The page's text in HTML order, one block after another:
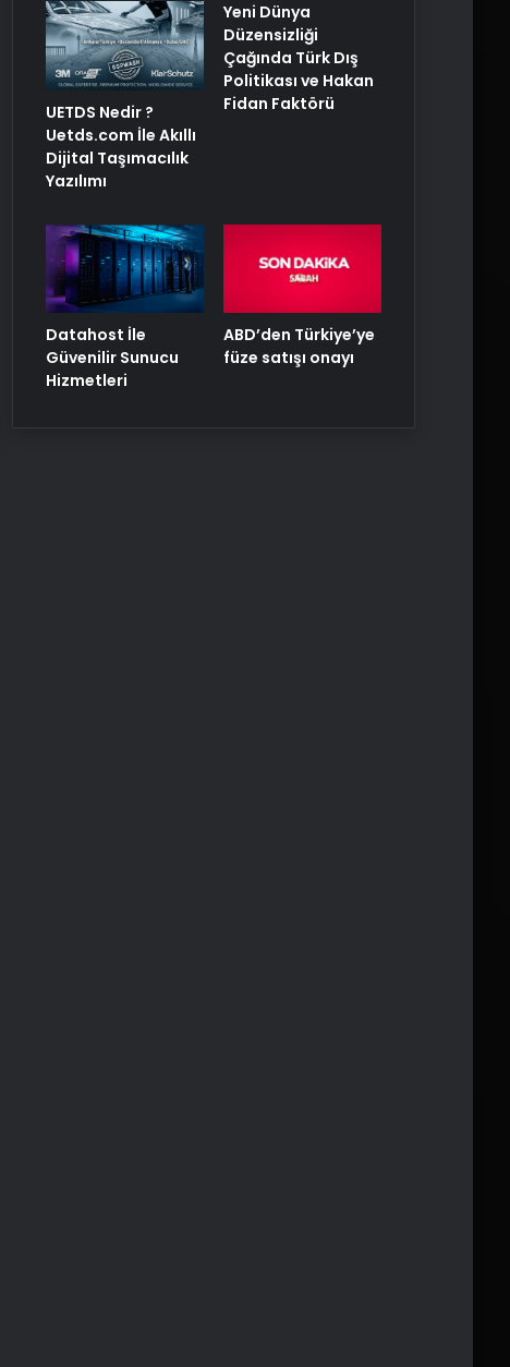
UETDS Nedir ?
Uetds.com İle Akıllı
Dijital Taşımacılık
Yazılımı
Yeni Dünya
Düzensizliği
Çağında Türk Dış
Politikası ve Hakan
Fidan Faktörü
Datahost İle
Güvenilir Sunucu
Hizmetleri
ABD’den Türkiye’ye
füze satışı onayı